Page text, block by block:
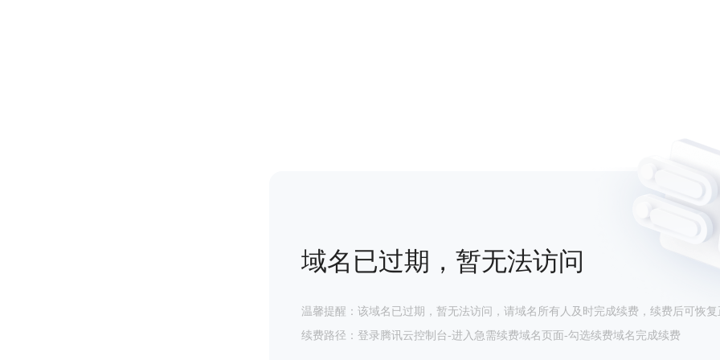
域名已过期，暂无法访问
温馨提醒：该域名已过期，暂无法访问，请域名所有人及时完成续费，续费后可恢复
续费路径：登录腾讯云控制台-进入急需续费域名页面-勾选续费域名完成续费